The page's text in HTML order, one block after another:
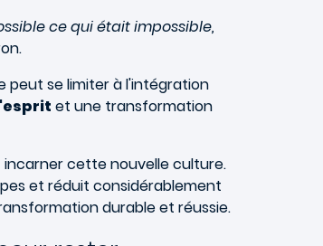
ce qui était impossible,
peut se limiter à l'intégration
et une transformation
incarner cette nouvelle culture.
et réduit considérablement
durable et réussie.